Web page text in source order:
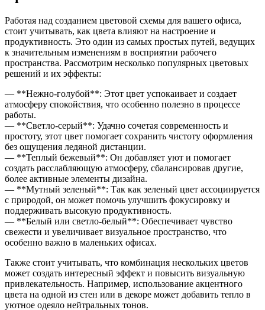
Работая над созданием цветовой схемы для вашего офиса,
стоит учитывать, как цвета влияют на настроение и
продуктивность. Это один из самых простых путей, ведущих
к значительным изменениям в восприятии рабочего
пространства. Рассмотрим несколько популярных цветовых
решений и их эффекты:
— **Нежно-голубой**: Этот цвет успокаивает и создает
атмосферу спокойствия, что особенно полезно в процессе
работы.
— **Светло-серый**: Удачно сочетая современность и
простоту, этот цвет помогает сохранить чистоту оформления
без ощущения ледяной дистанции.
— **Теплый бежевый**: Он добавляет уют и помогает
создать расслабляющую атмосферу, сбалансировав другие,
более активные элементы дизайна.
— **Мутный зеленый**: Так как зеленый цвет ассоциируется
с природой, он может помочь улучшить фокусировку и
поддерживать высокую продуктивность.
— **Белый или светло-белый**: Обеспечивает чувство
свежести и увеличивает визуальное пространство, что
особенно важно в маленьких офисах.
Также стоит учитывать, что комбинация нескольких цветов
может создать интересный эффект и повысить визуальную
привлекательность. Например, использование акцентного
цвета на одной из стен или в декоре может добавить тепло в
уютное одеяло нейтральных тонов.